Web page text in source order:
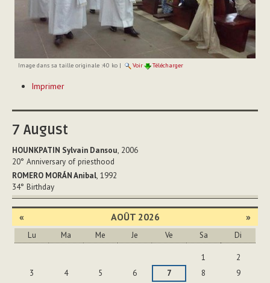
Image dans sa taille originale :40 ko| Voir Télécharger
sur
document
Imprimer
7 August
HOUNKPATIN Sylvain Dansou, 2006
20° Anniversary of priesthood
ROMERO MORÁN Anibal, 1992
34° Birthday
« AOÛT 2026 »
Lu Ma Me Je Ve Sa Di
1
2
3
4 5 6 7 8
9